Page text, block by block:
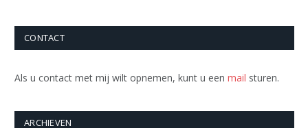
CONTACT
Als u contact met mij wilt opnemen, kunt u een mail sturen.
ARCHIEVEN